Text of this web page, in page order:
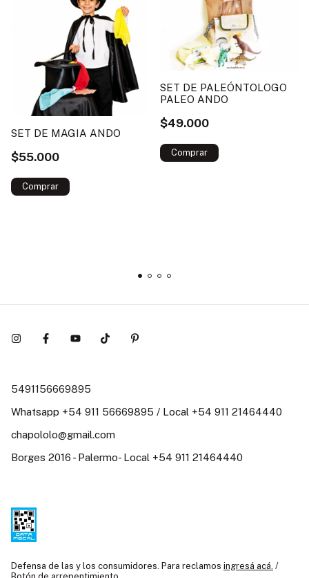
SET DE MAGIA ANDO
$55.000
SET DE PALEÓNTOLOGO
PALEO ANDO
$49.000
5491156669895
Whatsapp +54 911 56669895 / Local +54 911 21464440
chapololo@gmail.com
Borges 2016 - Palermo- Local +54 911 21464440
Defensa de las y los consumidores. Para reclamos ingresá acá. /